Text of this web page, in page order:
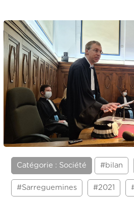
Catégorie : Société #bilan
#Sarreguemines #2021